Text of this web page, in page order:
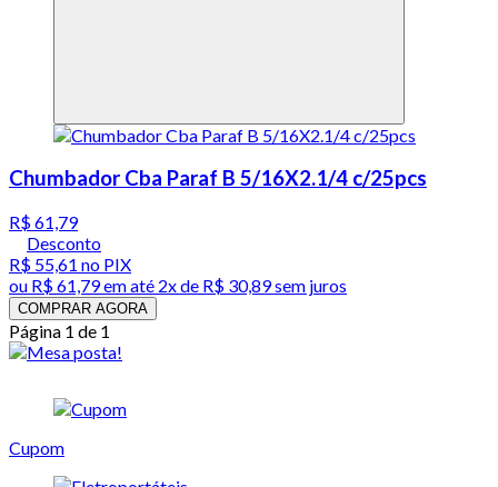
Chumbador Cba Paraf B 5/16X2.1/4 c/25pcs
R$ 61,79
Desconto
R$ 55,61 no PIX
ou R$ 61,79em até 2x de R$ 30,89 sem juros
COMPRAR AGORA
Página 1 de 1
Cupom